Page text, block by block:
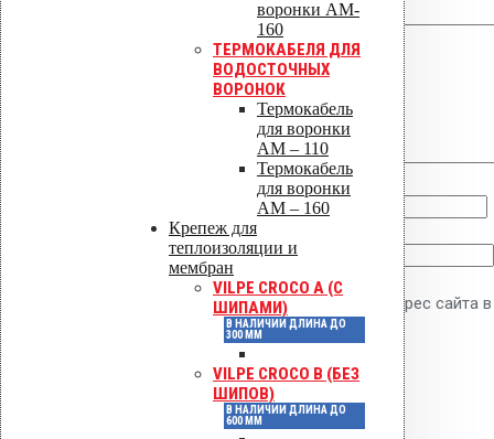
воронки AM-
160
ТЕРМОКАБЕЛЯ ДЛЯ
ВОДОСТОЧНЫХ
ВОРОНОК
Термокабель
для воронки
AM – 110
Термокабель
для воронки
AM – 160
Крепеж для
теплоизоляции и
мембран
VILPE CROCO A (С
ШИПАМИ)
В НАЛИЧИИ ДЛИНА ДО
300 ММ
VILPE CROCO B (БЕЗ
ШИПОВ)
В НАЛИЧИИ ДЛИНА ДО
600 ММ
Email*
Сохранить моё имя, email и адрес
Инструкции по монтажу
Сертификаты